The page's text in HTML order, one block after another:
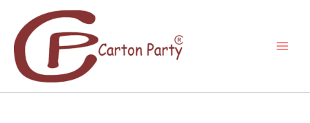
contenido